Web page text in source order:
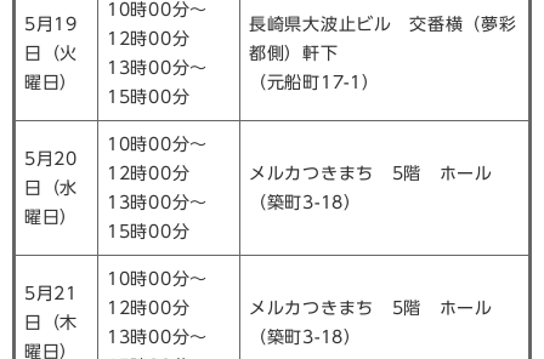
5月19
日（火
曜日）
10時00分～
12時00分
13時00分～
15時00分
長崎県大波止ビル 交番横（夢彩
都側）軒下
（元船町17-1）
5月20
日（水
曜日）
10時00分～
12時00分
13時00分～
15時00分
メルカつきまち 5階 ホール
（築町3-18）
5月21
日（木
曜日）
10時00分～
12時00分
13時00分～
メルカつきまち 5階 ホール
（築町3-18）